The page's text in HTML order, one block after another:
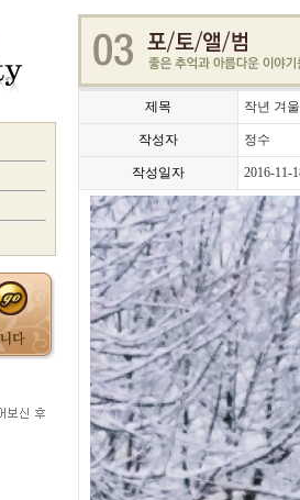
제목 작년 겨
작성자 정수
작성일자 2016-11-